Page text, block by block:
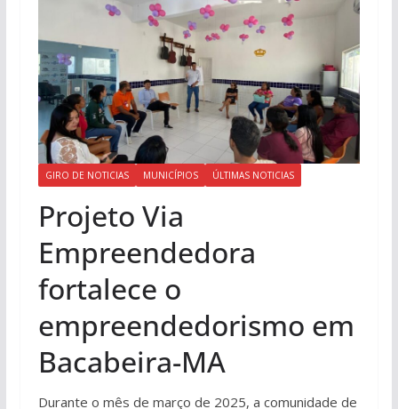
GIRO DE NOTICIAS MUNICÍPIOS ÚLTIMAS NOTICIAS
Projeto Via
Empreendedora
fortalece o
empreendedorismo em
Bacabeira-MA
Durante o mês de março de 2025, a comunidade de